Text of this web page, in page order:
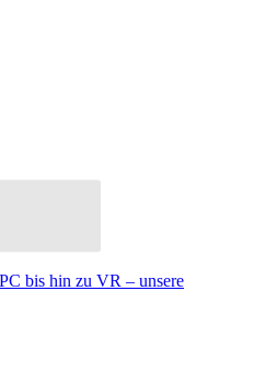
bis hin zu VR – unsere